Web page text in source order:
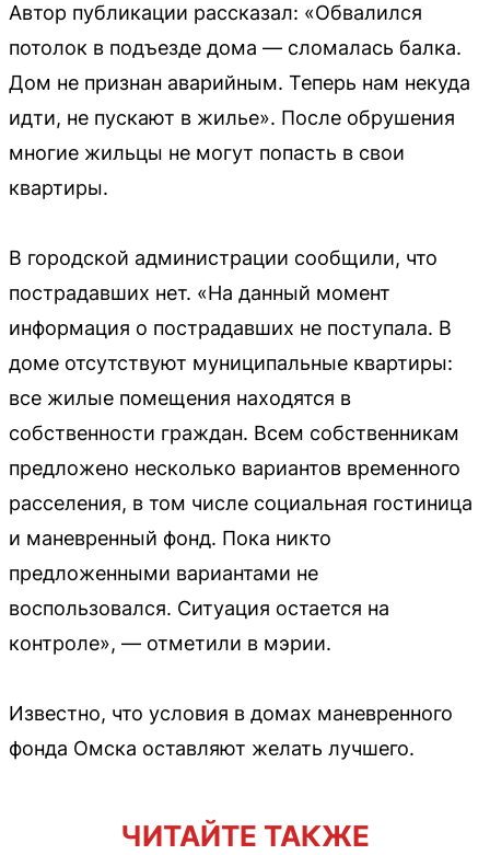
Автор публикации рассказал: «Обвалился
потолок в подъезде дома — сломалась балка.
Дом не признан аварийным. Теперь нам некуда
идти, не пускают в жилье». После обрушения
многие жильцы не могут попасть в свои
квартиры.
В городской администрации сообщили, что
пострадавших нет. «На данный момент
информация о пострадавших не поступала. В
доме отсутствуют муниципальные квартиры:
все жилые помещения находятся в
собственности граждан. Всем собственникам
предложено несколько вариантов временного
расселения, в том числе социальная гостиница
и маневренный фонд. Пока никто
предложенными вариантами не
воспользовался. Ситуация остается на
контроле», — отметили в мэрии.
Известно, что условия в домах маневренного
фонда Омска оставляют желать лучшего.
ЧИТАЙТЕ ТАКЖЕ